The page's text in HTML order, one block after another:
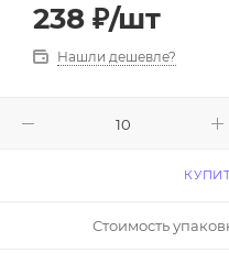
238 ₽/шт
Нашли дешевле?
Стоимость